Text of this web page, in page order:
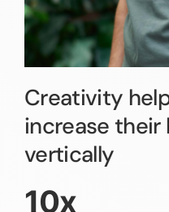
Creativity
increase their
vertically
10x